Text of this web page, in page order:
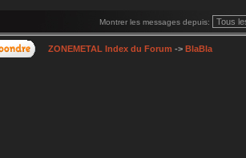
Montrer les messages depuis:
ZONEMETAL Index du Forum -> BlaBla